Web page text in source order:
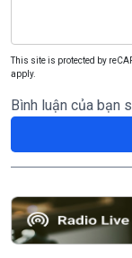
This site is protected by
apply.
Bình luận của bạn